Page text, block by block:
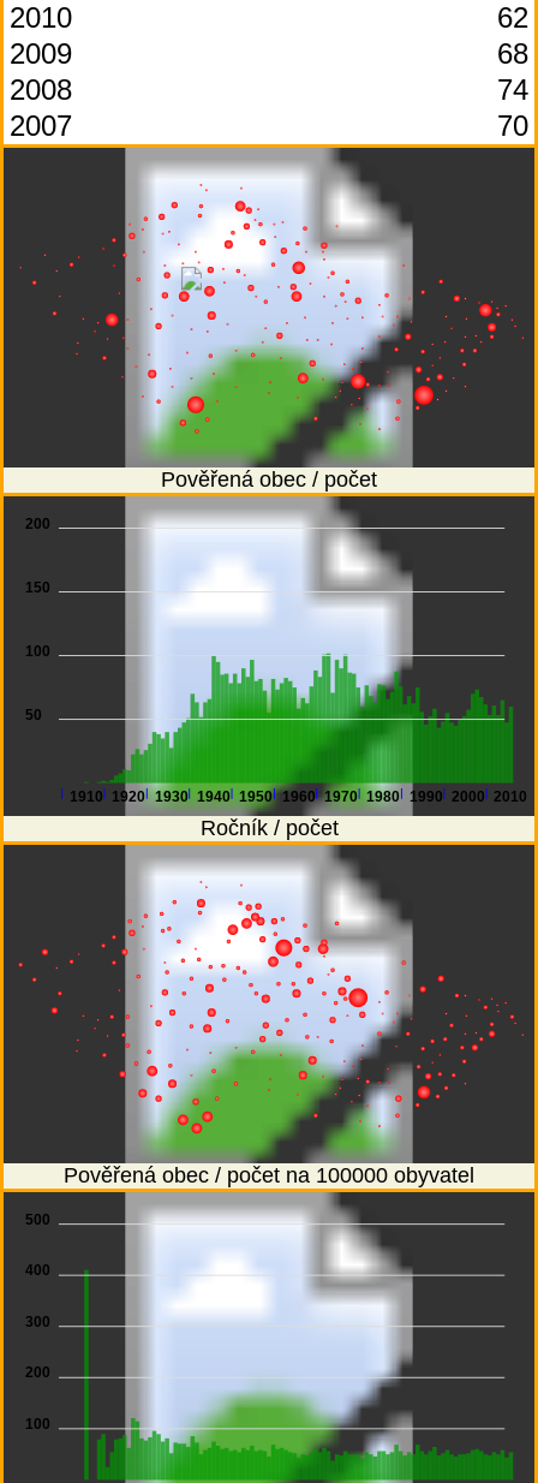
2010
62
2009
68
2008
74
2007
70
Pověřená obec / počet
1910 1920 1930 1940 1950 1960 1970 1980 1990 2000 2010
50
100
150
200
Ročník / počet
Pověřená obec / počet na 100000 obyvatel
100
200
300
400
500